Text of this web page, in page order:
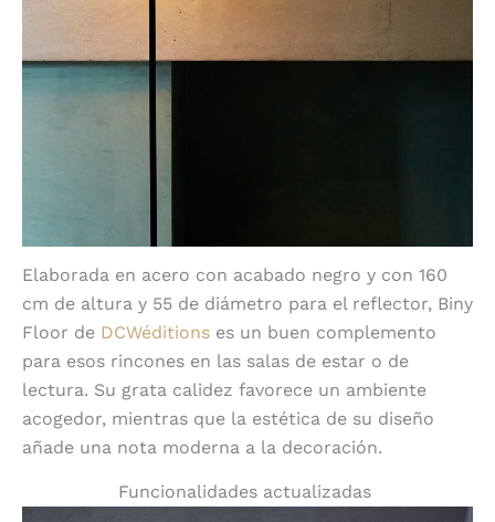
Elaborada en acero con acabado negro y con 160
cm de altura y 55 de diámetro para el reflector, Biny
Floor de DCWéditions es un buen complemento
para esos rincones en las salas de estar o de
lectura. Su grata calidez favorece un ambiente
acogedor, mientras que la estética de su diseño
añade una nota moderna a la decoración.
Funcionalidades actualizadas